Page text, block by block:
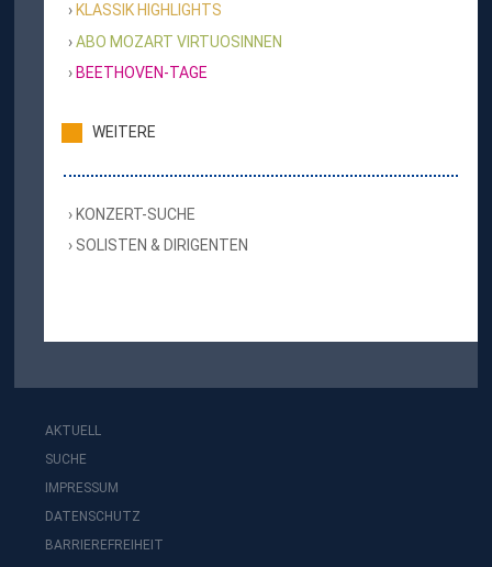
KLASSIK HIGHLIGHTS
ABO MOZART VIRTUOSINNEN
BEETHOVEN-TAGE
WEITERE
KONZERT-SUCHE
SOLISTEN & DIRIGENTEN
AKTUELL
SUCHE
IMPRESSUM
DATENSCHUTZ
BARRIEREFREIHEIT